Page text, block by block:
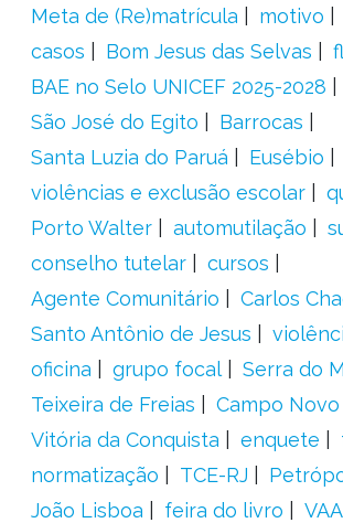
Meta de (Re)matrícula
motivo
casos
Bom Jesus das Selvas
BAE no Selo UNICEF 2025-2028
São José do Egito
Barrocas
Santa Luzia do Paruá
Eusébio
violências e exclusão escolar
Porto Walter
automutilação
conselho tutelar
cursos
Agente Comunitário
Carlos
Santo Antônio de Jesus
oficina
grupo focal Serra do
Teixeira de Freias
Campo
Vitória da Conquista
enquete
normatização
TCE-RJ
João Lisboa
feira do livro